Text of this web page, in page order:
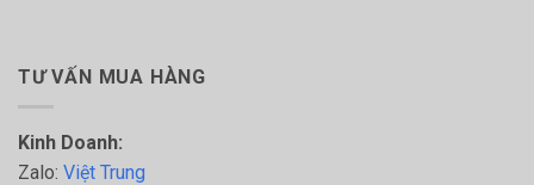
TƯ VẤN MUA HÀNG
Kinh Doanh:
Zalo: Việt Trung